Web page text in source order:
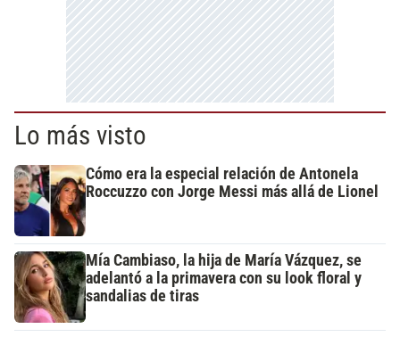
Lo más visto
Cómo era la especial relación de Antonela
Roccuzzo con Jorge Messi más allá de Lionel
Mía Cambiaso, la hija de María Vázquez, se
adelantó a la primavera con su look floral y
sandalias de tiras